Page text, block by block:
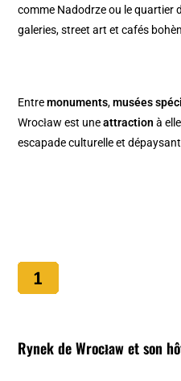
comme Nadodrze ou le quartier
galeries, street art et cafés
Entremonuments,musées
Wrocław est uneattraction à
escapade culturelle et
Rynek de Wrocław et son